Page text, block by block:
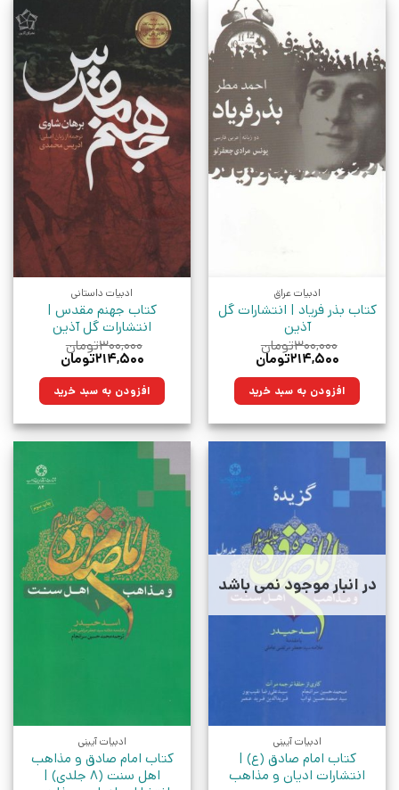
ادبیات عراق
کتاب بذر فریاد | انتشارات گل
آذین
۳۰۰,۰۰۰تومان
قیمت
۳۰۰,۰۰۰تومان
بود.
۲۱۴,۵۰۰تومان
۲۱۴,۵۰۰تومان.افزودن به سبد خرید
ادبیات داستانی
کتاب جهنم مقدس |
انتشارات گل آذین
۳۰۰,۰۰۰تومان
قیمت
۳۰۰,۰۰۰تومان
بود.
۲۱۴,۵۰۰تومان
۲۱۴,۵۰۰تومان.افزودن به سبد خرید
در انبار موجود نمی باشد
ادبیات آیینی
کتاب امام صادق (ع) |
انتشارات ادیان و مذاهب
ادبیات آیینی
کتاب امام صادق و مذاهب
اهل سنت (8 جلدی) |